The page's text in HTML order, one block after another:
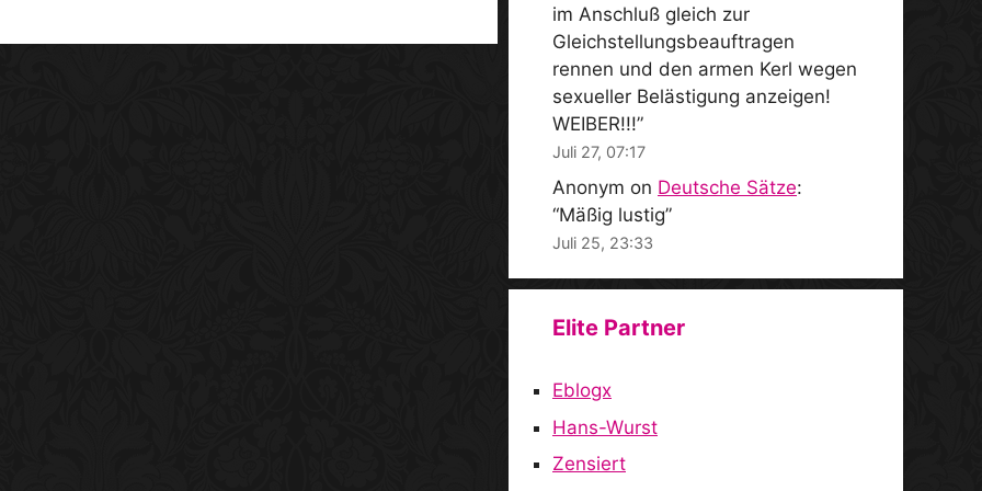
im Anschluß gleich zur
Gleichstellungsbeauftragen
rennen und den armen Kerl wegen
sexueller Belästigung anzeigen!
WEIBER!!!”
Juli 27, 07:17
Anonym on Deutsche Sätze:
“Mäßig lustig”
Juli 25, 23:33
Elite Partner
Eblogx
Hans-Wurst
Zensiert